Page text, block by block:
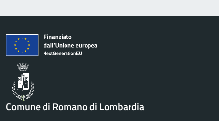
Comune di Romano di Lombardia